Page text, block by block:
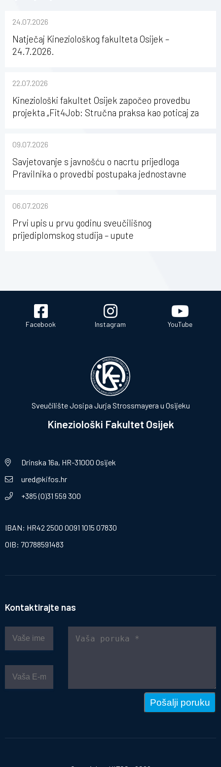
24.07.2026
Natječaj Kineziološkog fakulteta Osijek –
24.7.2026.
22.07.2026
Kineziološki fakultet Osijek započeo provedbu
projekta „Fit4Job: Stručna praksa kao poticaj za
09.07.2026
Savjetovanje s javnošću o nacrtu prijedloga
Pravilnika o provedbi postupaka jednostavne
Osijeku
06.07.2026
Prvi upis u prvu godinu sveučilišnog
prijediplomskog studija – upute
Facebook Instagram YouTube
Sveučilište Josipa Jurja Strossmayera u Osijeku
Kineziološki Fakultet Osijek
Drinska 16a, HR-31000 Osijek
ured@kifos.hr
+385 (0)31 559 300
IBAN: HR42 2500 0091 1015 07830
OIB: 70788591483
Kontaktirajte nas
Pošalji poruku